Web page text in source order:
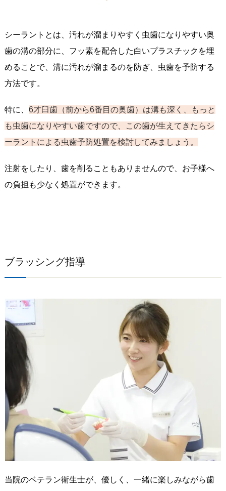
シーラントとは、汚れが溜まりやすく虫歯になりやすい奥
歯の溝の部分に、フッ素を配合した白いプラスチックを埋
めることで、溝に汚れが溜まるのを防ぎ、虫歯を予防する
方法です。
特に、 6才臼歯（前から6番目の奥歯）は溝も深く、もっと
も虫歯になりやすい歯ですので、この歯が生えてきたらシ
ーラントによる虫歯予防処置を検討してみましょう。
注射をしたり、歯を削ることもありませんので、お子様へ
の負担も少なく処置ができます。
ブラッシング指導
当院のベテラン衛生士が、優しく、一緒に楽しみながら歯